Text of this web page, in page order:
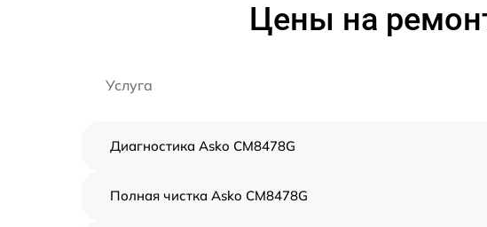
Цены на
Услуга
Диагностика Asko CM8478G
Полная чистка Asko CM8478G